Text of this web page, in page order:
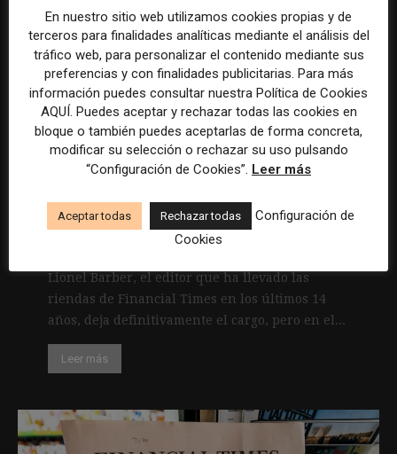
Barber (FT), sobre los medios de
comunicación: «Va a haber muchas
más disrupciones. Acabamos de
empezar»
22 enero, 2020
Lionel Barber, el editor que ha llevado las
riendas de Financial Times en los últimos 14
años, deja definitivamente el cargo, pero en el...
Leer más
En nuestro sitio web utilizamos cookies propias y de
terceros para finalidades analíticas mediante el análisis del
tráfico web, para personalizar el contenido mediante sus
preferencias y con finalidades publicitarias. Para más
información puedes consultar nuestra Política de Cookies
AQUÍ. Puedes aceptar y rechazar todas las cookies en
bloque o también puedes aceptarlas de forma concreta,
modificar su selección o rechazar su uso pulsando
“Configuración de Cookies”. Leer más
Aceptar todas Rechazar todas
Configuración de
Cookies